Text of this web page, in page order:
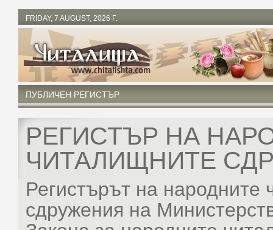
FRIDAY, 7 AUGUST, 2026 Г.
ПУБЛИЧЕН РЕГИСТЪР
РЕГИСТЪР НА
ЧИТАЛИЩНИТЕ
Регистърът на
сдружения на